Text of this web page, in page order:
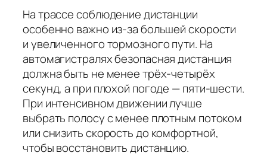
На трассе соблюдение дистанции
особенно важно из‑за большей скорости
и увеличенного тормозного пути. На
автомагистралях безопасная дистанция
должна быть не менее трёх-четырёх
секунд, а при плохой погоде — пяти-шести.
При интенсивном движении лучше
выбрать полосу с менее плотным потоком
или снизить скорость до комфортной,
чтобы восстановить дистанцию.